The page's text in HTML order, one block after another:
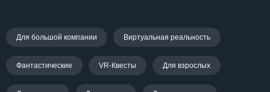
Для большой компании Виртуальная реальность
Фантастические VR-Квесты Для взрослых